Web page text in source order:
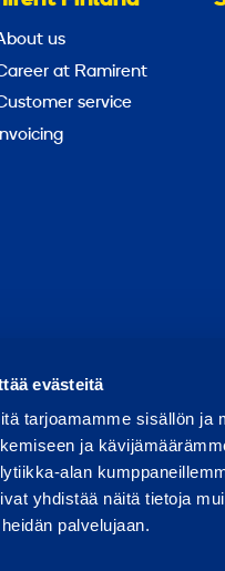
evästeitä
tarjoamamme sisällön ja
ja
alan
yhdistää näitä tietoja
palvelujaan.
us
at Ramirent
service
Invoicing
Report abuse